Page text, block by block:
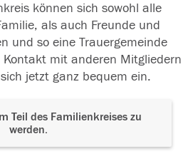
können sich sowohl alle
als auch Freunde und
und so eine Trauergemeinde
Kontakt mit anderen Mitgliedern
jetzt ganz bequem ein.
Teil des Familienkreises zu
werden.